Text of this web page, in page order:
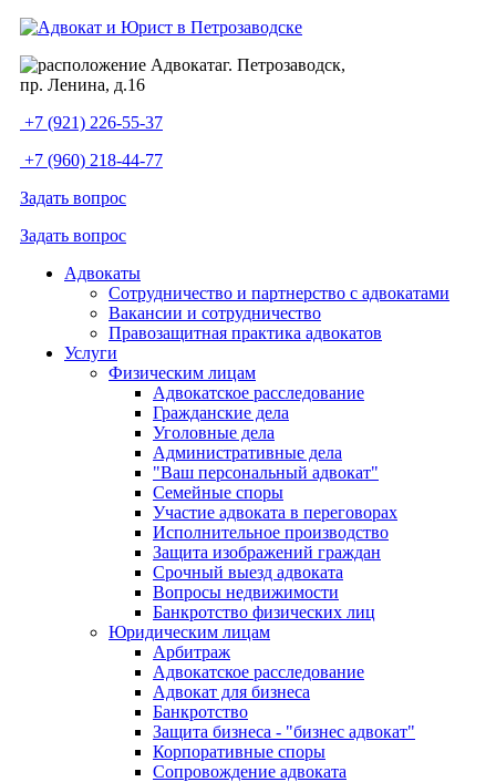
г. Петрозаводск,
пр. Ленина, д.16
+7 (921) 226-55-37
+7 (960) 218-44-77
Задать вопрос
Задать вопрос
Адвокаты
Сотрудничество и партнерство с адвокатами
Вакансии и сотрудничество
Правозащитная практика адвокатов
Услуги
Физическим лицам
Адвокатское расследование
Гражданские дела
Уголовные дела
Административные дела
"Ваш персональный адвокат"
Семейные споры
Участие адвоката в переговорах
Исполнительное производство
Защита изображений граждан
Срочный выезд адвоката
Вопросы недвижимости
Банкротство физических лиц
Юридическим лицам
Арбитраж
Адвокатское расследование
Адвокат для бизнеса
Банкротство
Защита бизнеса - "бизнес адвокат"
Корпоративные споры
Сопровождение адвоката